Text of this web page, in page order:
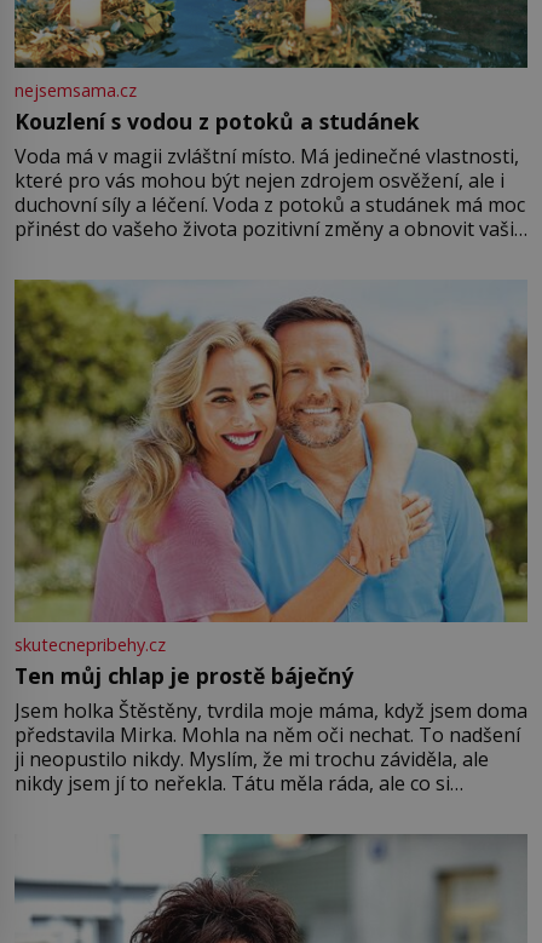
nejsemsama.cz
Kouzlení s vodou z potoků a studánek
Voda má v magii zvláštní místo. Má jedinečné vlastnosti,
které pro vás mohou být nejen zdrojem osvěžení, ale i
duchovní síly a léčení. Voda z potoků a studánek má moc
přinést do vašeho života pozitivní změny a obnovit vaši
můžete obohatit své rituály a přinést do svého života
větší harmonii a klid. Je důležité
skutecnepribehy.cz
Ten můj chlap je prostě báječný
Jsem holka Štěstěny, tvrdila moje máma, když jsem doma
představila Mirka. Mohla na něm oči nechat. To nadšení
ji neopustilo nikdy. Myslím, že mi trochu záviděla, ale
nikdy jsem jí to neřekla. Tátu měla ráda, ale co si
Jsme spolu moc rádi Tehdy byla jiná doba, když